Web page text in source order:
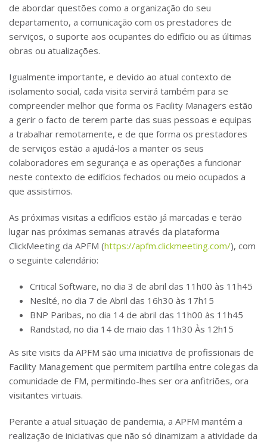
de abordar questões como a organização do seu
departamento, a comunicação com os prestadores de
serviços, o suporte aos ocupantes do edifício ou as últimas
obras ou atualizações.
Igualmente importante, e devido ao atual contexto de
isolamento social, cada visita servirá também para se
compreender melhor que forma os Facility Managers estão
a gerir o facto de terem parte das suas pessoas e equipas
a trabalhar remotamente, e de que forma os prestadores
de serviços estão a ajudá-los a manter os seus
colaboradores em segurança e as operações a funcionar
neste contexto de edifícios fechados ou meio ocupados a
que assistimos.
As próximas visitas a edifícios estão já marcadas e terão
lugar nas próximas semanas através da plataforma
ClickMeeting da APFM (https://apfm.clickmeeting.com/), com
o seguinte calendário:
Critical Software, no dia 3 de abril das 11h00 às 11h45
Neslté, no dia 7 de Abril das 16h30 às 17h15
BNP Paribas, no dia 14 de abril das 11h00 às 11h45
Randstad, no dia 14 de maio das 11h30 Às 12h15
As site visits da APFM são uma iniciativa de profissionais de
Facility Management que permitem partilha entre colegas da
comunidade de FM, permitindo-lhes ser ora anfitriões, ora
visitantes virtuais.
Perante a atual situação de pandemia, a APFM mantém a
realização de iniciativas que não só dinamizam a atividade da